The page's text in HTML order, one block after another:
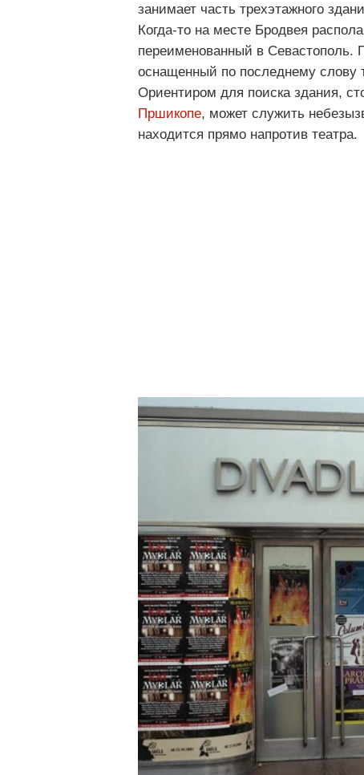
занимает часть трехэтажного
Когда-то на месте Бродвея
переименованный в Севастополь.
оснащенный по последнему слову
Ориентиром для поиска здания,
Пршикопе, может служить
находится прямо напротив театра.